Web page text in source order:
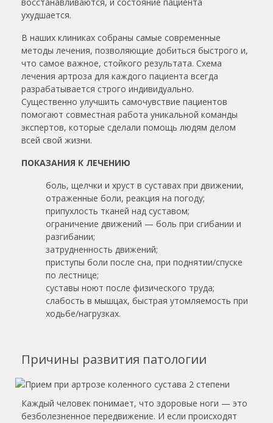
ухудшается.
В наших клиниках собраны самые современные
методы лечения, позволяющие добиться быстрого и,
что самое важное, стойкого результата. Схема
лечения артроза для каждого пациента всегда
разрабатывается строго индивидуально.
Существенно улучшить самочувствие пациентов
помогают совместная работа уникальной команды
экспертов, которые сделали помощь людям делом
всей свой жизни.
ПОКАЗАНИЯ К ЛЕЧЕНИЮ
боль, щелчки и хруст в суставах при движении,
отраженные боли, реакция на погоду;
припухлость тканей над суставом;
ограничение движений — боль при сгибании и
разгибании;
затрудненность движений;
приступы боли после сна, при поднятии/спуске
по лестнице;
суставы ноют после физического труда;
слабость в мышцах, быстрая утомляемость при
ходьбе/нагрузках.
Причины развития патологии
Каждый человек понимает, что здоровые ноги — это
безболезненное передвижение. И если происходят